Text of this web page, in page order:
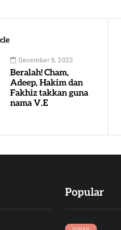
December 9, 2022
Beralah! Cham,
Adeep, Hakim dan
Fakhiz takkan guna
nama V.E
Popular
SUKAN